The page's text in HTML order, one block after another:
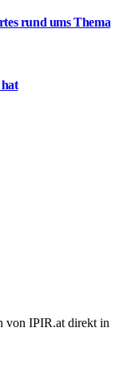
rund ums Thema
von IPIR.at direkt in